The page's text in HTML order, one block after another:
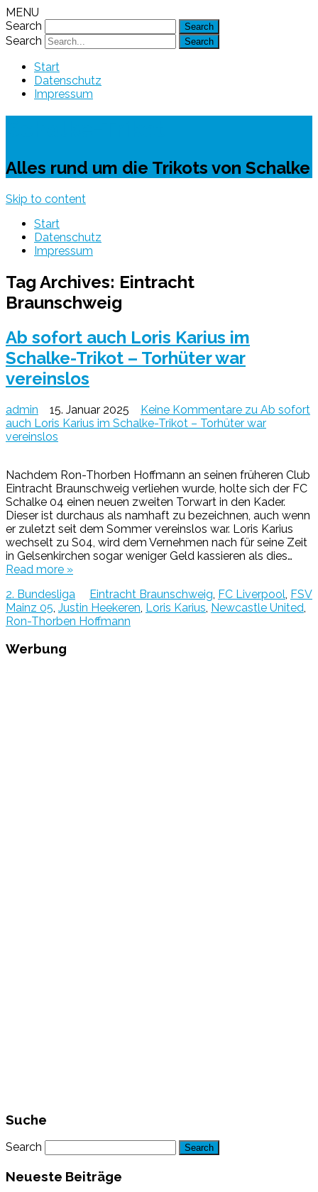
MENU
Search
Search
Start
Datenschutz
Impressum
Alles rund um die Trikots von Schalke
Skip to content
Start
Datenschutz
Impressum
Tag Archives: Eintracht
Braunschweig
Ab sofort auch Loris Karius im
Schalke-Trikot – Torhüter war
vereinslos
admin 15. Januar 2025 Keine Kommentare zu Ab sofort
auch Loris Karius im Schalke-Trikot – Torhüter war
vereinslos
Nachdem Ron-Thorben Hoffmann an seinen früheren Club
Eintracht Braunschweig verliehen wurde, holte sich der FC
Schalke 04 einen neuen zweiten Torwart in den Kader.
Dieser ist durchaus als namhaft zu bezeichnen, auch wenn
er zuletzt seit dem Sommer vereinslos war. Loris Karius
wechselt zu S04, wird dem Vernehmen nach für seine Zeit
in Gelsenkirchen sogar weniger Geld kassieren als dies…
Read more »
2. Bundesliga
Eintracht Braunschweig FC Liverpool FSV
Mainz 05 Justin Heekeren Loris Karius Newcastle United
Ron-Thorben Hoffmann
Werbung
Suche
Search
Neueste Beiträge